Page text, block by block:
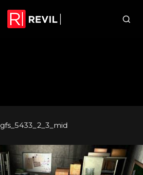
gfs_5433_2_3_mid